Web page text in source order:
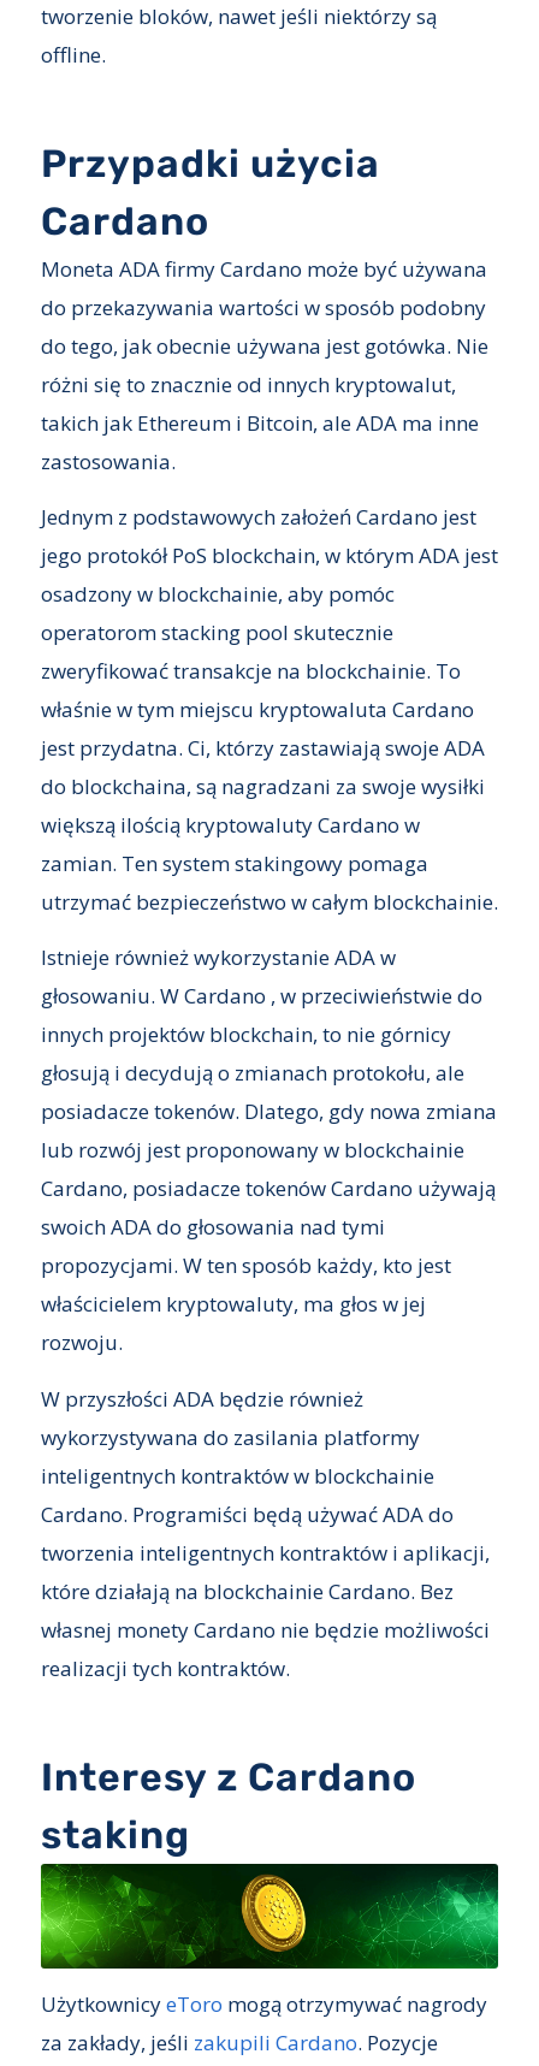
tworzenie bloków, nawet jeśli niektórzy są
offline.
Przypadki użycia
Cardano
Moneta ADA firmy Cardano może być używana
do przekazywania wartości w sposób podobny
do tego, jak obecnie używana jest gotówka. Nie
różni się to znacznie od innych kryptowalut,
takich jak Ethereum i Bitcoin, ale ADA ma inne
zastosowania.
Jednym z podstawowych założeń Cardano jest
jego protokół PoS blockchain, w którym ADA jest
osadzony w blockchainie, aby pomóc
operatorom stacking pool skutecznie
zweryfikować transakcje na blockchainie. To
właśnie w tym miejscu kryptowaluta Cardano
jest przydatna. Ci, którzy zastawiają swoje ADA
do blockchaina, są nagradzani za swoje wysiłki
większą ilością kryptowaluty Cardano w
zamian. Ten system stakingowy pomaga
utrzymać bezpieczeństwo w całym blockchainie.
Istnieje również wykorzystanie ADA w
głosowaniu. W Cardano , w przeciwieństwie do
innych projektów blockchain, to nie górnicy
głosują i decydują o zmianach protokołu, ale
posiadacze tokenów. Dlatego, gdy nowa zmiana
lub rozwój jest proponowany w blockchainie
Cardano, posiadacze tokenów Cardano używają
swoich ADA do głosowania nad tymi
propozycjami. W ten sposób każdy, kto jest
właścicielem kryptowaluty, ma głos w jej
rozwoju.
W przyszłości ADA będzie również
wykorzystywana do zasilania platformy
inteligentnych kontraktów w blockchainie
Cardano. Programiści będą używać ADA do
tworzenia inteligentnych kontraktów i aplikacji,
które działają na blockchainie Cardano. Bez
własnej monety Cardano nie będzie możliwości
realizacji tych kontraktów.
Interesy z Cardano
staking
UżytkownicyeToro mogą otrzymywać nagrody
za zakłady, jeśli zakupili Cardano. Pozycje